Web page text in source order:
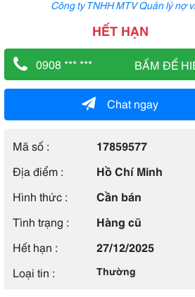
HẾT HẠN
0908 *** *** BẤM ĐỂ
Chat ngay
Mã số :
17859577
Địa điểm :
Hồ Chí Minh
Hình thức :
Cần bán
Tình trạng :
Hàng cũ
Hết hạn :
27/12/2025
Loại tin :
Thường